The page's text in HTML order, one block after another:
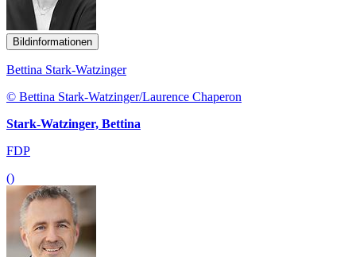
Bildinformationen
Bettina Stark-Watzinger
© Bettina Stark-Watzinger/Laurence Chaperon
Stark-Watzinger, Bettina
FDP
()